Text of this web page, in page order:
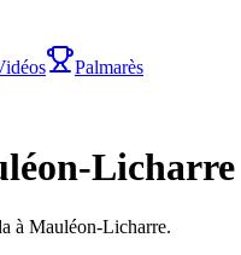
Palmarès
Licharre
à Mauléon-Licharre.